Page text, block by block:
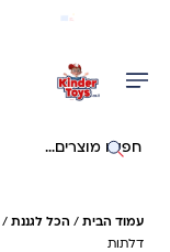
חיפוש באתר
עמוד הבית / הכל לגננת /
דלתות